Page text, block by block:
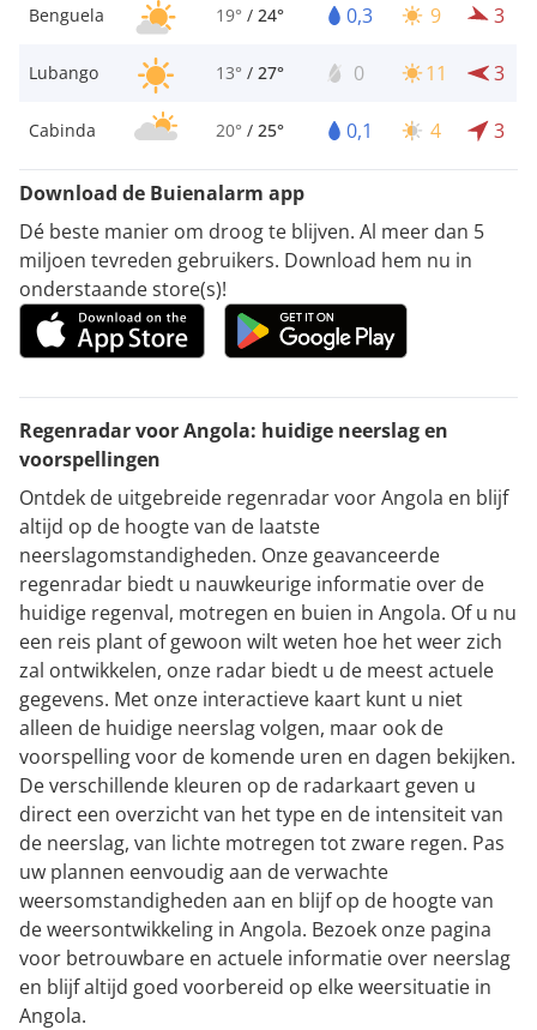
Benguela 19° / 24° 0,3 9 3
Lubango 13° / 27° 0 11 3
Cabinda 20° / 25° 0,1 4 3
Download de Buienalarm app
Dé beste manier om droog te blijven. Al meer dan 5
miljoen tevreden gebruikers. Download hem nu in
onderstaande store(s)!
Regenradar voor Angola: huidige neerslag en
voorspellingen
Ontdek de uitgebreide regenradar voor Angola en blijf
altijd op de hoogte van de laatste
neerslagomstandigheden. Onze geavanceerde
regenradar biedt u nauwkeurige informatie over de
huidige regenval, motregen en buien in Angola. Of u nu
een reis plant of gewoon wilt weten hoe het weer zich
zal ontwikkelen, onze radar biedt u de meest actuele
gegevens. Met onze interactieve kaart kunt u niet
alleen de huidige neerslag volgen, maar ook de
voorspelling voor de komende uren en dagen bekijken.
De verschillende kleuren op de radarkaart geven u
direct een overzicht van het type en de intensiteit van
de neerslag, van lichte motregen tot zware regen. Pas
uw plannen eenvoudig aan de verwachte
weersomstandigheden aan en blijf op de hoogte van
de weersontwikkeling in Angola. Bezoek onze pagina
voor betrouwbare en actuele informatie over neerslag
en blijf altijd goed voorbereid op elke weersituatie in
Angola.